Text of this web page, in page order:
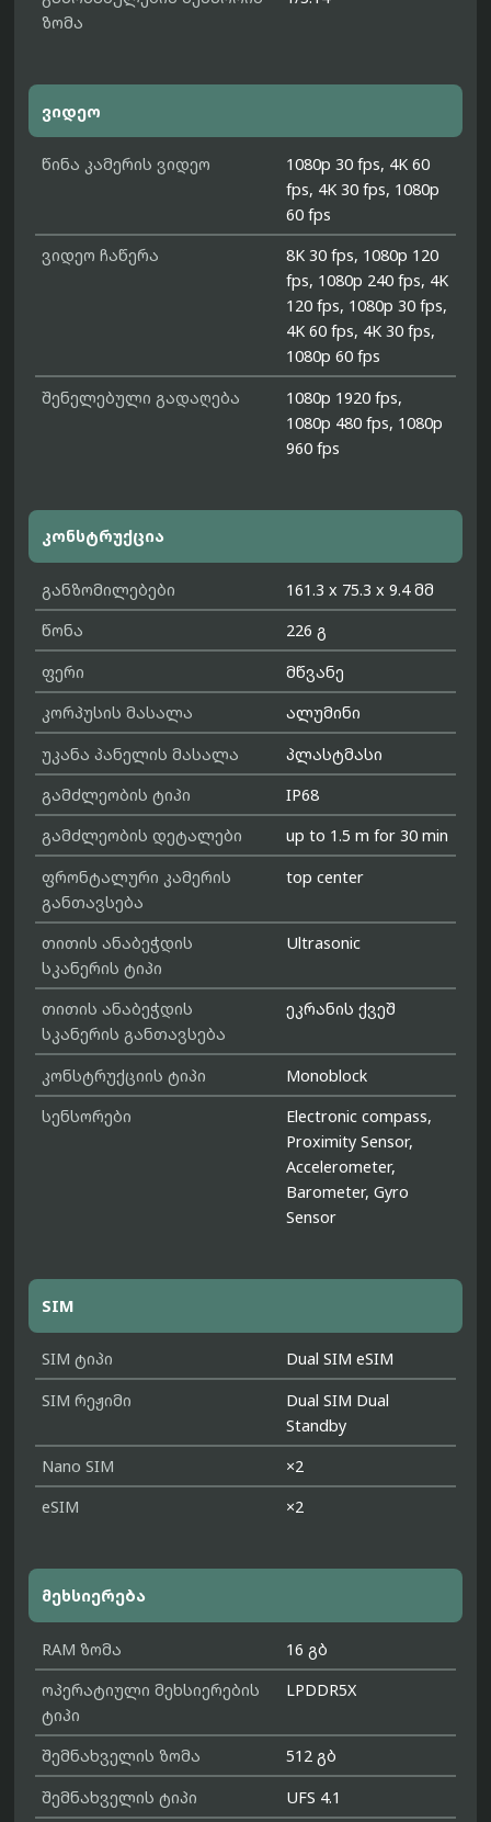
ზომა
ვიდეო
წინა კამერის ვიდეო
1080p 30 fps, 4K 60
fps, 4K 30 fps, 1080p
60 fps
ვიდეო ჩაწერა
8K 30 fps, 1080p 120
fps, 1080p 240 fps, 4K
120 fps, 1080p 30 fps,
4K 60 fps, 4K 30 fps,
1080p 60 fps
შენელებული გადაღება
1080p 1920 fps,
1080p 480 fps, 1080p
960 fps
კონსტრუქცია
განზომილებები
161.3 x 75.3 x 9.4 მმ
წონა
226 გ
ფერი
მწვანე
კორპუსის მასალა
ალუმინი
უკანა პანელის მასალა
პლასტმასი
გამძლეობის ტიპი
IP68
გამძლეობის დეტალები
up to 1.5 m for 30 min
ფრონტალური კამერის
განთავსება
top center
თითის ანაბეჭდის
სკანერის ტიპი
Ultrasonic
თითის ანაბეჭდის
სკანერის განთავსება
ეკრანის ქვეშ
კონსტრუქციის ტიპი
Monoblock
სენსორები
Electronic compass,
Proximity Sensor,
Accelerometer,
Barometer, Gyro
Sensor
SIM
SIM ტიპი
Dual SIM eSIM
SIM რეჟიმი
Dual SIM Dual
Standby
Nano SIM
×2
eSIM
×2
მეხსიერება
RAM ზომა
16 გბ
ოპერატიული მეხსიერების
ტიპი
LPDDR5X
შემნახველის ზომა
512 გბ
შემნახველის ტიპი
UFS 4.1